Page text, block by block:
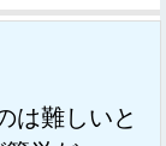
は難しいと